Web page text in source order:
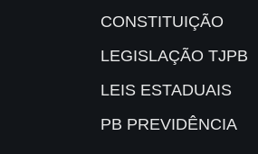
CONSTITUIÇÃO
LEGISLAÇÃO TJPB
LEIS ESTADUAIS
PB PREVIDÊNCIA